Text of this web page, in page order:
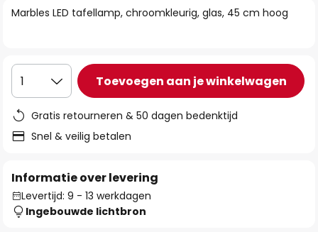
de
Marbles LED tafellamp, chroomkleurig, glas, 45 cm hoog
1 Toevoegen aan je winkelwagen
Gratis retourneren & 50 dagen bedenktijd
Snel & veilig betalen
Informatie over levering
Levertijd: 9 - 13 werkdagen
Ingebouwde lichtbron